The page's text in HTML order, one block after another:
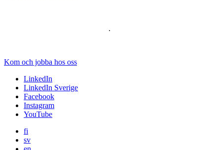
.
Kom och jobba hos oss
LinkedIn
LinkedIn Sverige
Facebook
Instagram
YouTube
fi
sv